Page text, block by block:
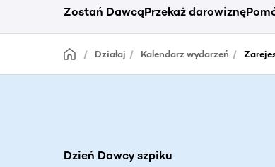
Zostań DawcąPrzekaż darowiznę
Działaj Kalendarz wydarzeń
Dzień Dawcy szpiku